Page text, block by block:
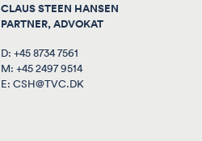
CLAUS STEEN HANSEN
PARTNER, ADVOKAT
D: +45 8734 7561
M: +45 2497 9514
E: CSH@TVC.DK